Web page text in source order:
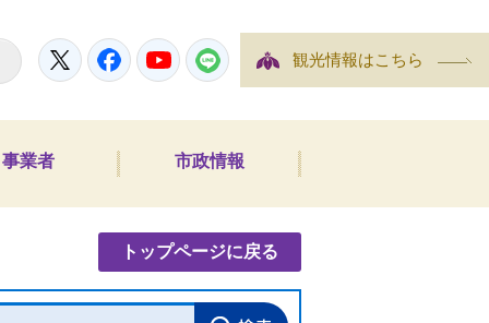
TwitterFacebookYouTubeLINE 観光情報はこちら
事業者 市政情報
トップページに戻る